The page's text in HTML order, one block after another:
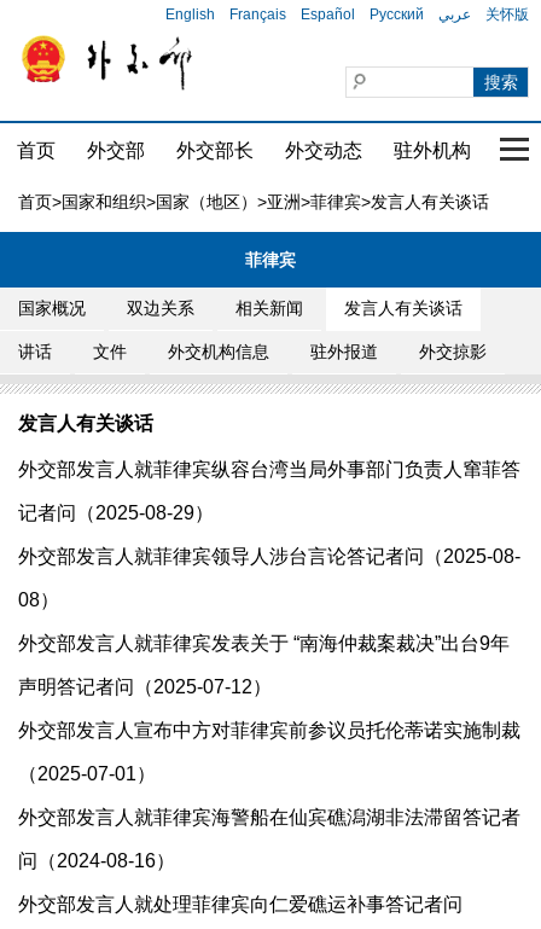
English Français Español Русский عربي 关怀版
首页 外交部 外交部长 外交动态 驻外机构 国
首页>国家和组织>国家（地区） >亚洲>菲律宾>发言人有关谈话
菲律宾
国家概况 双边关系 相关新闻 发言人有关谈话
讲话 文件 外交机构信息 驻外报道 外交掠影
发言人有关谈话
外交部发言人就菲律宾纵容台湾当局外事部门负责人窜菲答
记者问（2025-08-29）
外交部发言人就菲律宾领导人涉台言论答记者问（2025-08-
08）
外交部发言人就菲律宾发表关于 “南海仲裁案裁决”出台9年
声明答记者问（2025-07-12）
外交部发言人宣布中方对菲律宾前参议员托伦蒂诺实施制裁
（2025-07-01）
外交部发言人就菲律宾海警船在仙宾礁潟湖非法滞留答记者
问（2024-08-16）
外交部发言人就处理菲律宾向仁爱礁运补事答记者问